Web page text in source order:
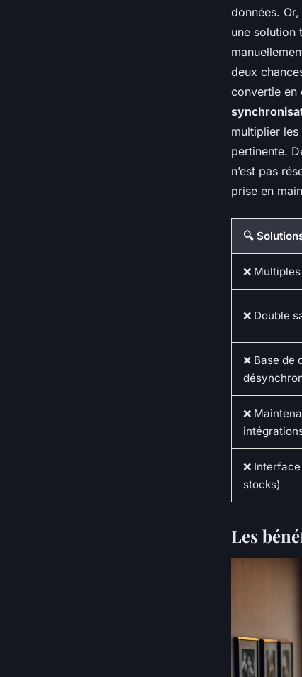
données. Or,
une solution
deux
convertie en
multiplier
pertinente.
n’est pas
prise en
🔍
❌
❌ Double
❌ Base de
❌
❌
stocks)
Les